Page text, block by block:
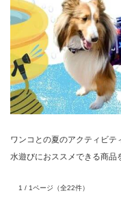
ワンコとの夏のアクティビテ
水遊びにおススメできる商品
1 / 1ページ （全22件）